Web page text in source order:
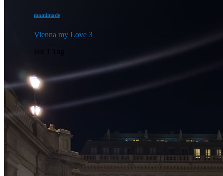
mamimade
Vienna my Love 3
vor 1 Tag